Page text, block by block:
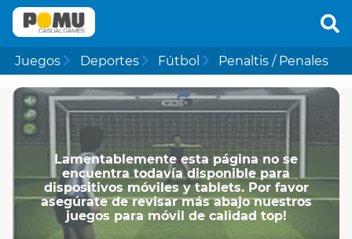
Juegos Deportes Fútbol Penaltis / Penales
Lamentablemente esta página no se
encuentra todavía disponible para
dispositivos móviles y tablets. Por favor
asegúrate de revisar más abajo nuestros
juegos para móvil de calidad top!